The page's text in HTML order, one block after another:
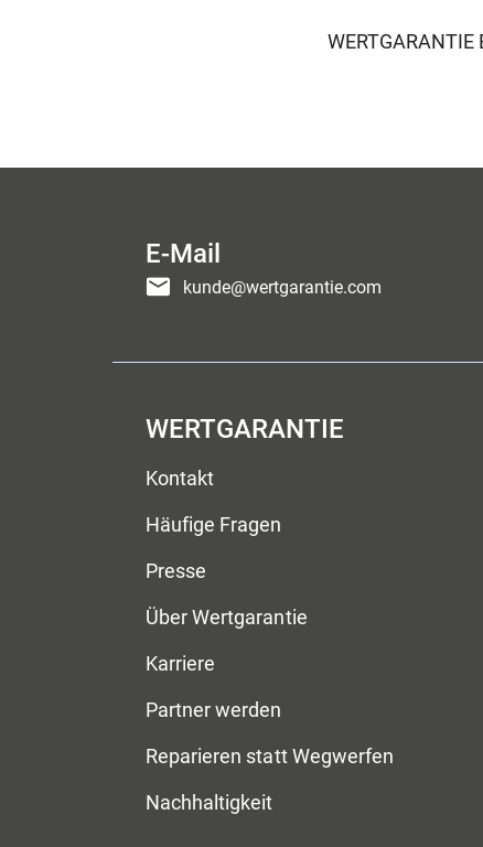
E-Mail
kunde@wertgarantie.com
WERTGARANTIE
Kontakt
Häufige Fragen
Presse
Über Wertgarantie
Karriere
Partner werden
Reparieren statt Wegwerfen
Nachhaltigkeit